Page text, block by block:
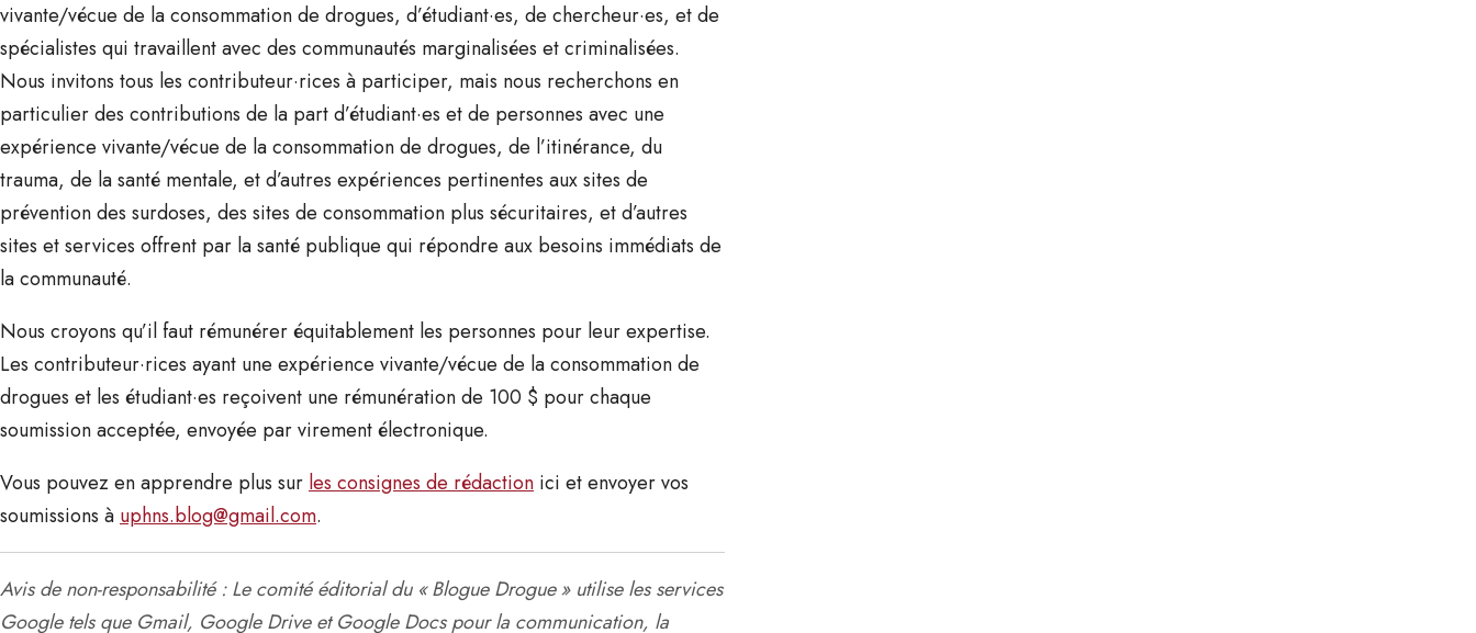
vivante/vécue de la consommation de drogues, d’étudiant·es, de chercheur·es, et de
spécialistes qui travaillent avec des communautés marginalisées et criminalisées.
Nous invitons tous les contributeur·rices à participer, mais nous recherchons en
particulier des contributions de la part d’étudiant·es et de personnes avec une
expérience vivante/vécue de la consommation de drogues, de l’itinérance, du
trauma, de la santé mentale, et d’autres expériences pertinentes aux sites de
prévention des surdoses, des sites de consommation plus sécuritaires, et d’autres
sites et services offrent par la santé publique qui répondre aux besoins immédiats de
la communauté.
Nous croyons qu’il faut rémunérer équitablement les personnes pour leur expertise.
Les contributeur·rices ayant une expérience vivante/vécue de la consommation de
drogues et les étudiant·es reçoivent une rémunération de 100 $ pour chaque
soumission acceptée, envoyée par virement électronique.
Vous pouvez en apprendre plus sur les consignes de rédaction ici et envoyer vos
soumissions à uphns.blog@gmail.com.
Avis de non-responsabilité : Le comité éditorial du « Blogue Drogue » utilise les services
Google tels que Gmail, Google Drive et Google Docs pour la communication, la